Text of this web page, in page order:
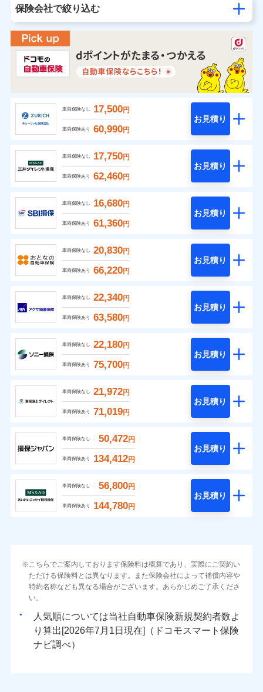
保険会社で絞り込む
車両保険なし 17,500円
車両保険あり 60,990円
お見積り
車両保険なし 17,750円
車両保険あり 62,460円
お見積り
車両保険なし 16,680円
車両保険あり 61,360円
お見積り
車両保険なし 20,830円
車両保険あり 66,220円
お見積り
車両保険なし 22,340円
車両保険あり 63,580円
お見積り
車両保険なし 22,180円
車両保険あり 75,700円
お見積り
車両保険なし 21,972円
車両保険あり 71,019円
お見積り
車両保険なし 50,472円
車両保険あり 134,412円
お見積り
車両保険なし 56,800円
車両保険あり 144,780円
お見積り
こちらでご案内しております保険料は概算であり、実際にご契約い
ただける保険料とは異なります。また保険会社によって補償内容や
特約名称なども異なる場合がございます。あらかじめご了承くださ
い。
人気順については当社
新規契約者数よ
り算出[
年 月
日現在]（ドコモスマート保険
ナビ調べ）